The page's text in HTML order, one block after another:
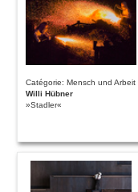
Catégorie: Mensch und Arbeit
Willi Hübner
»Stadler«